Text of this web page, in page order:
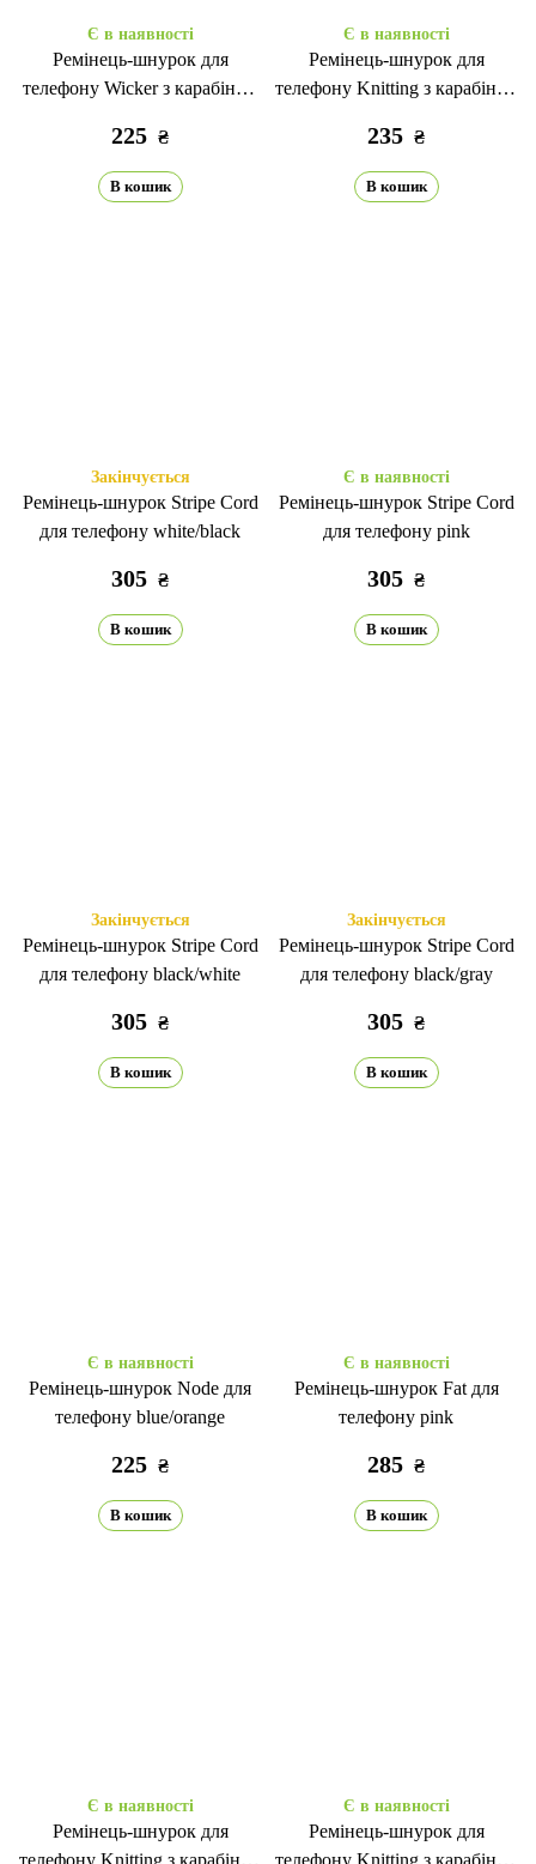
Є в наявності
Ремінець-шнурок для
телефону Wicker з карабіном
225 ₴
В кошик
Є в наявності
Ремінець-шнурок для
телефону Knitting з карабіном
235 ₴
В кошик
Закінчується
Ремінець-шнурок Stripe Cord
для телефону white/black
305 ₴
В кошик
Є в наявності
Ремінець-шнурок Stripe Cord
для телефону pink
305 ₴
В кошик
Закінчується
Ремінець-шнурок Stripe Cord
для телефону black/white
305 ₴
В кошик
Закінчується
Ремінець-шнурок Stripe Cord
для телефону black/gray
305 ₴
В кошик
Є в наявності
Ремінець-шнурок Node для
телефону blue/orange
225 ₴
В кошик
Є в наявності
Ремінець-шнурок Fat для
телефону pink
285 ₴
В кошик
Є в наявності
Ремінець-шнурок для
телефону Knitting з карабіном
Є в наявності
Ремінець-шнурок для
телефону Knitting з карабіном